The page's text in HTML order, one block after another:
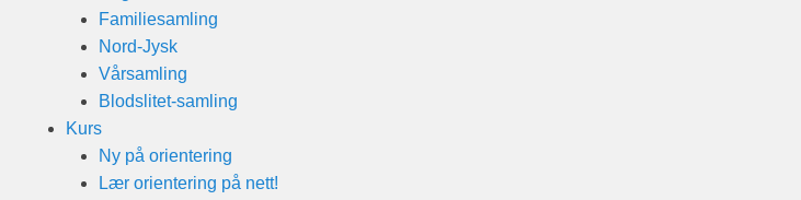
Familiesamling
Nord-Jysk
Vårsamling
Blodslitet-samling
Kurs
Ny på orientering
Lær orientering på nett!